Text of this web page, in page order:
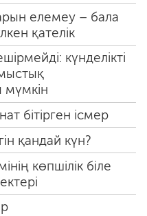
елемеу – бала
қателік
күнделікті
мүмкін
бітірген ісмер
қандай күн?
көпшілік біле